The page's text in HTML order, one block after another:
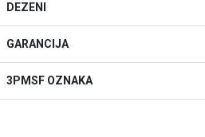
DEZENI
GARANCIJA
3PMSF OZNAKA